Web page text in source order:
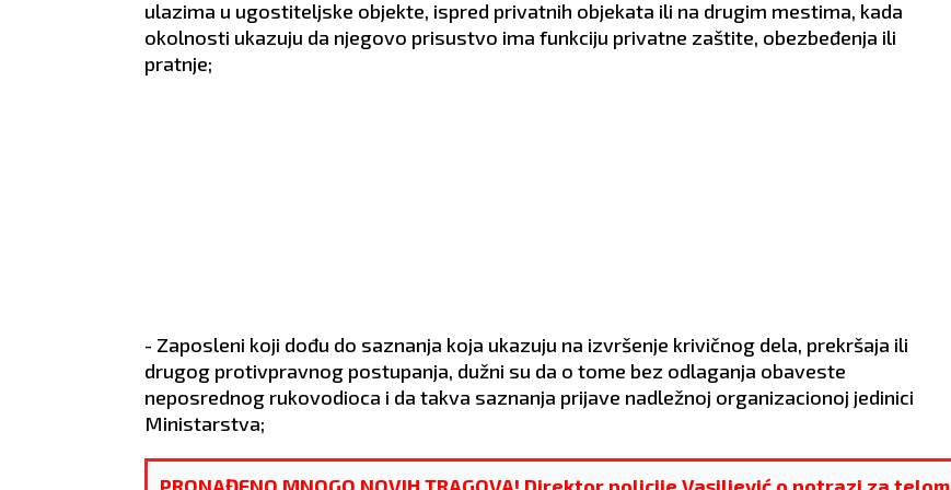
ulazima u ugostiteljske objekte, ispred privatnih objekata ili na drugim mestima, kada
okolnosti ukazuju da njegovo prisustvo ima funkciju privatne zaštite, obezbeđenja ili
pratnje;
- Zaposleni koji dođu do saznanja koja ukazuju na izvršenje krivičnog dela, prekršaja ili
drugog protivpravnog postupanja, dužni su da o tome bez odlaganja obaveste
neposrednog rukovodioca i da takva saznanja prijave nadležnoj organizacionoj jedinici
Ministarstva;
u nogama.
nervoza.
ZDRAVLJE: Više se
odmarajte.